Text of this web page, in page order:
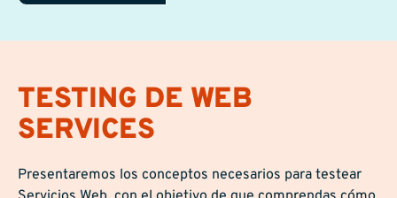
TESTING DE WEB
SERVICES
Presentaremos los conceptos necesarios para testear